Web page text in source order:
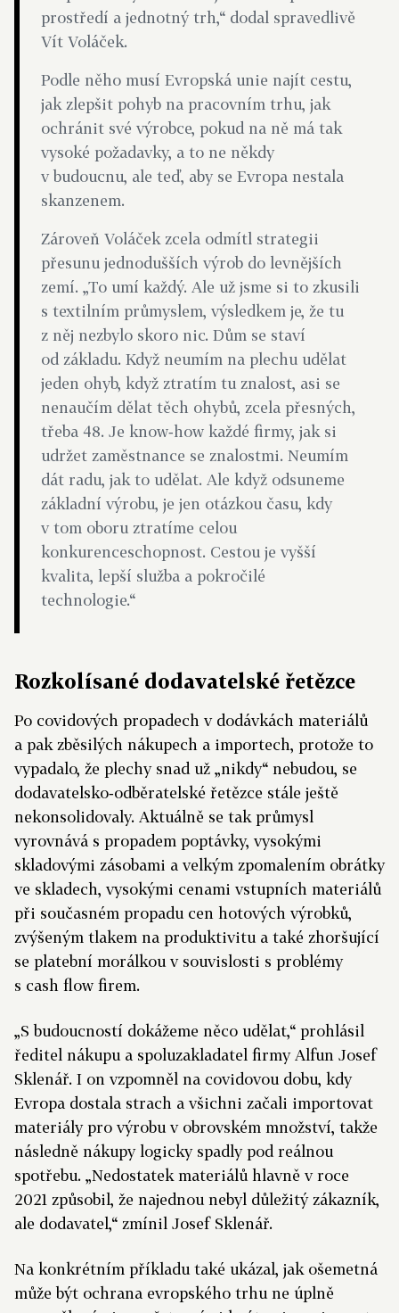
prostředí a jednotný trh,“ dodal spravedlivě
Vít Voláček.
Podle něho musí Evropská unie najít cestu,
jak zlepšit pohyb na pracovním trhu, jak
ochránit své výrobce, pokud na ně má tak
vysoké požadavky, a to ne někdy
v budoucnu, ale teď, aby se Evropa nestala
skanzenem.
Zároveň Voláček zcela odmítl strategii
přesunu jednodušších výrob do levnějších
zemí. „To umí každý. Ale už jsme si to zkusili
s textilním průmyslem, výsledkem je, že tu
z něj nezbylo skoro nic. Dům se staví
od základu. Když neumím na plechu udělat
jeden ohyb, když ztratím tu znalost, asi se
nenaučím dělat těch ohybů, zcela přesných,
třeba 48. Je know‑how každé firmy, jak si
udržet zaměstnance se znalostmi. Neumím
dát radu, jak to udělat. Ale když odsuneme
základní výrobu, je jen otázkou času, kdy
v tom oboru ztratíme celou
konkurenceschopnost. Cestou je vyšší
kvalita, lepší služba a pokročilé
technologie.“
Rozkolísané dodavatelské řetězce
Po covidových propadech v dodávkách materiálů
a pak zběsilých nákupech a importech, protože to
vypadalo, že plechy snad už „nikdy“ nebudou, se
dodavatelsko‑odběratelské řetězce stále ještě
nekonsolidovaly. Aktuálně se tak průmysl
vyrovnává s propadem poptávky, vysokými
skladovými zásobami a velkým zpomalením obrátky
ve skladech, vysokými cenami vstupních materiálů
při současném propadu cen hotových výrobků,
zvýšeným tlakem na produktivitu a také zhoršující
se platební morálkou v souvislosti s problémy
s cash flow firem.
„S budoucností dokážeme něco udělat,“ prohlásil
ředitel nákupu a spoluzakladatel firmy Alfun Josef
Sklenář. I on vzpomněl na covidovou dobu, kdy
Evropa dostala strach a všichni začali importovat
mate­riály pro výrobu v obrovském množství, takže
následně nákupy logicky spadly pod reálnou
spotřebu. „Nedostatek materiálů hlavně v roce
2021 způsobil, že najednou nebyl důležitý zákazník,
ale dodavatel,“ zmínil Josef Sklenář.
Na konkrétním příkladu také ukázal, jak ošemetná
může být ochrana evropského trhu ne úplně